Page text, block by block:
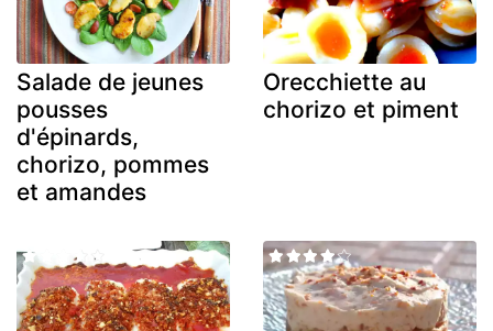
Salade de jeunes
pousses
d'épinards,
chorizo, pommes
et amandes
Orecchiette au
chorizo et piment